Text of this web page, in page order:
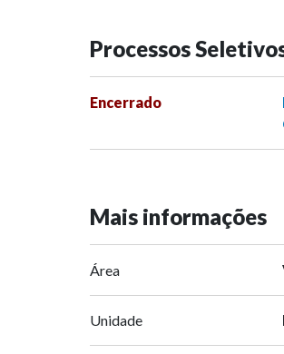
Processos
Encerrado
Mais informações
Área
Unidade